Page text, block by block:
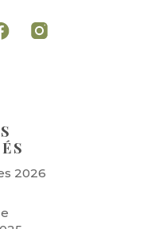
F
a
I
n
2026